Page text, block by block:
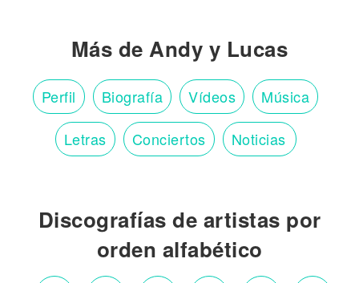
Más de Andy y Lucas
Perfil Biografía Vídeos Música
Letras Conciertos Noticias
Discografías de artistas por
orden alfabético